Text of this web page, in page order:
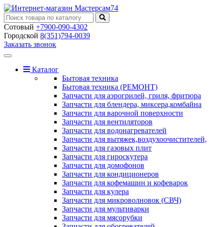
Сотовый +7900-090-4302
Городской 8(351)794-0039
Заказать звонок
Toggle
navigationКаталог
Бытовая техника
Бытовая техника (РЕМОНТ)
Запчасти для аэрогрилей, гриля, фритюра
Запчасти для блендера, миксера,комбайна
Запчасти для варочной поверхности
Запчасти для вентиляторов
Запчасти для водонагревателей
Запчасти для вытяжек,воздухоочистителей,
Запчасти для газовых плит
Запчасти для гироскутера
Запчасти для домофонов
Запчасти для кондиционеров
Запчасти для кофемашин и кофеварок
Запчасти для кулера
Запчасти для микроволновок (СВЧ)
Запчасти для мультиварки
Запчасти для мясорубки